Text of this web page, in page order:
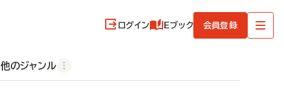
ログイン Eブック 会員登録
他のジャンル